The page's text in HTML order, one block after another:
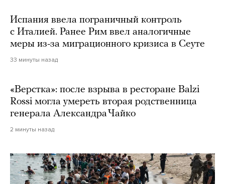
Испания ввела пограничный контроль
с Италией. Ранее Рим ввел аналогичные
меры из-за миграционного кризиса в Сеуте
33 минуты назад
«Верстка»: после взрыва в ресторане Balzi
Rossi могла умереть вторая родственница
генерала Александра Чайко
2 минуты назад